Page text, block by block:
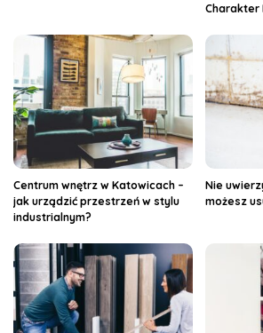
Charakter
Centrum wnętrz w Katowicach –
jak urządzić przestrzeń w stylu
industrialnym?
Nie
możesz